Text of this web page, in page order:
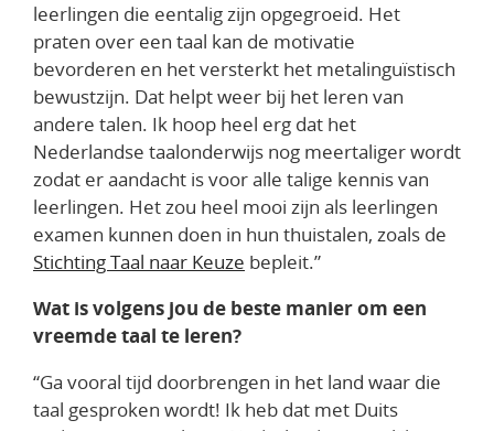
leerlingen die eentalig zijn opgegroeid. Het
praten over een taal kan de motivatie
bevorderen en het versterkt het metalinguïstisch
bewustzijn. Dat helpt weer bij het leren van
andere talen. Ik hoop heel erg dat het
Nederlandse taalonderwijs nog meertaliger wordt
zodat er aandacht is voor alle talige kennis van
leerlingen. Het zou heel mooi zijn als leerlingen
examen kunnen doen in hun thuistalen, zoals de
Stichting Taal naar Keuze bepleit.”
Wat is volgens jou de beste manier om een
vreemde taal te leren?
“Ga vooral tijd doorbrengen in het land waar die
taal gesproken wordt! Ik heb dat met Duits